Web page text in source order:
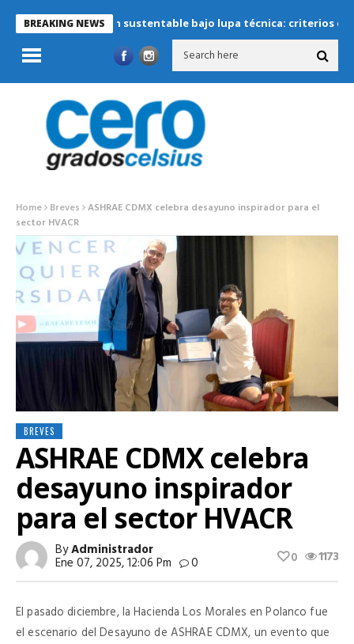
BREAKING NEWS
Refrigeración sustentable bajo lupa técnica: criterios críticos
Home Breves ASHRAE CDMX celebra desayuno inspirador para el
sector HVACR
BREVES
ASHRAE CDMX celebra
desayuno inspirador
para el sector HVACR
ByAdministrador
Ene 07, 2025, 12:06 Pm 0 1173
0
El pasado diciembre, la Hacienda Los Morales en Polanco fue
el escenario del Desayuno de ASHRAE CDMX, un evento que